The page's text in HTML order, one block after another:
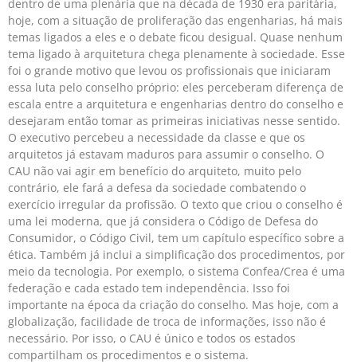
dentro de uma plenária que na década de 1930 era paritária,
hoje, com a situação de proliferação das engenharias, há mais
temas ligados a eles e o debate ficou desigual. Quase nenhum
tema ligado à arquitetura chega plenamente à sociedade. Esse
foi o grande motivo que levou os profissionais que iniciaram
essa luta pelo conselho próprio: eles perceberam diferença de
escala entre a arquitetura e engenharias dentro do conselho e
desejaram então tomar as primeiras iniciativas nesse sentido.
O executivo percebeu a necessidade da classe e que os
arquitetos já estavam maduros para assumir o conselho. O
CAU não vai agir em benefício do arquiteto, muito pelo
contrário, ele fará a defesa da sociedade combatendo o
exercício irregular da profissão. O texto que criou o conselho é
uma lei moderna, que já considera o Código de Defesa do
Consumidor, o Código Civil, tem um capítulo específico sobre a
ética. Também já inclui a simplificação dos procedimentos, por
meio da tecnologia. Por exemplo, o sistema Confea/Crea é uma
federação e cada estado tem independência. Isso foi
importante na época da criação do conselho. Mas hoje, com a
globalização, facilidade de troca de informações, isso não é
necessário. Por isso, o CAU é único e todos os estados
compartilham os procedimentos e o sistema.